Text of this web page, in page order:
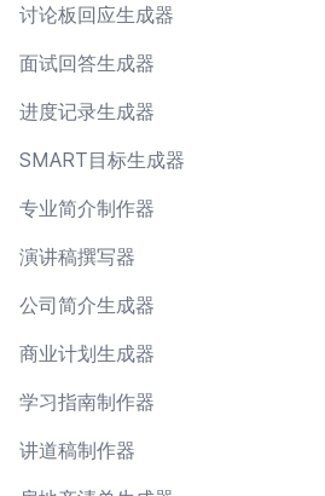
讨论板回应生成器
面试回答生成器
进度记录生成器
SMART目标生成器
专业简介制作器
演讲稿撰写器
公司简介生成器
商业计划生成器
学习指南制作器
讲道稿制作器